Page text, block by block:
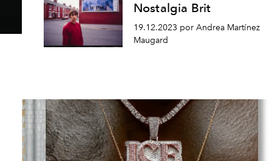
Nostalgia Brit
19.12.2023 por Andrea Martínez
Maugard